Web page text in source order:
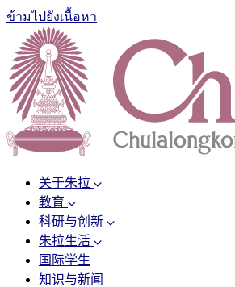
ข้ามไปยังเนื้อหา
关于朱拉
教育
科研与创新
朱拉生活
国际学生
知识与新闻